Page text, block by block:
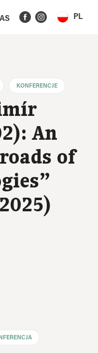
PL
KONFERENCJE
An
of